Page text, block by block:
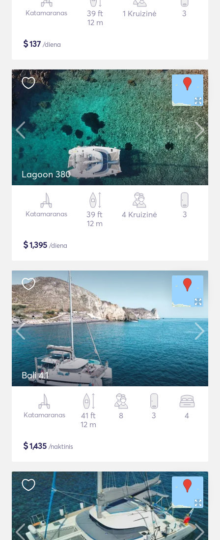
Katamaranas
39 ft
12 m
1 Kruizinė 3
$137 /diena
Lagoon 380
Katamaranas
39 ft
12 m
4 Kruizinė 3
$1,395 /diena
Bali 4.1
Katamaranas
41 ft
12 m
8 3 4
$1,435 /naktinis